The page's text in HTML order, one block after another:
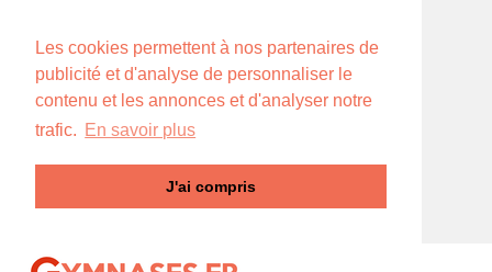
Les cookies permettent à nos partenaires de
publicité et d'analyse de personnaliser le
contenu et les annonces et d'analyser notre
trafic. En savoir plus
J'ai compris